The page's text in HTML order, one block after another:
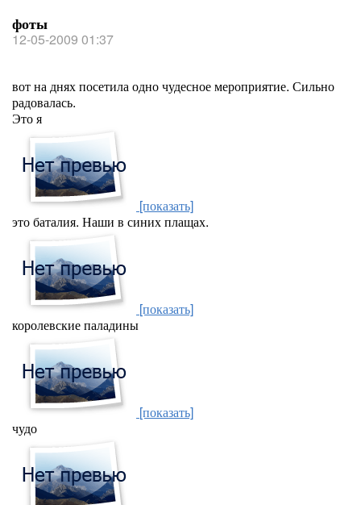
фоты
12-05-2009 01:37
вот на днях посетила одно чудесное мероприятие. Сильно
радовалась.
Это я
[показать]
это баталия. Наши в синих плащах.
[показать]
королевские паладины
[показать]
чудо